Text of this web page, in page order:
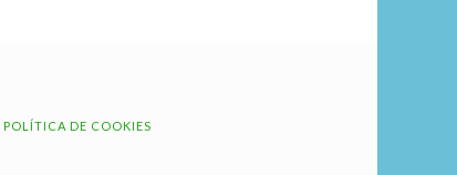
POLÍTICA DE COOKIES